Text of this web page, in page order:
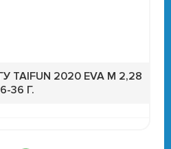
2020 EVA М 2,28
6-36 Г.